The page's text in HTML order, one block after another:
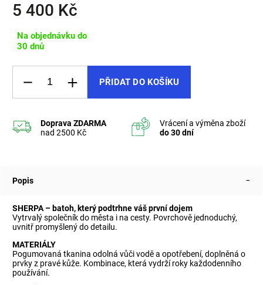
5 400 Kč
Na objednávku do
30 dnů
PŘIDAT DO KOŠÍKU
Popis
SHERPA – batoh, který podtrhne váš první dojem
Vytrvalý společník do města i na cesty. Povrchově jednoduchý,
uvnitř promyšlený do detailu.
MATERIÁLY
Pogumovaná tkanina odolná vůči vodě a opotřebení, doplněná o
prvky z pravé kůže. Kombinace, která vydrží roky každodenního
používání.